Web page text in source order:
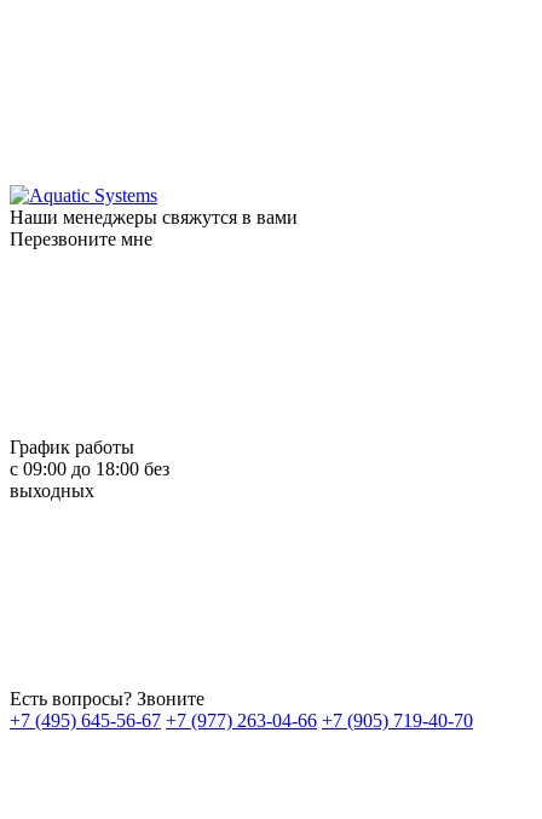
Наши менеджеры свяжутся в вами
Перезвоните мне
График работы
с 09:00 до 18:00 без
выходных
Есть вопросы? Звоните
+7 (495) 645-56-67 +7 (977) 263-04-66 +7 (905) 719-40-70